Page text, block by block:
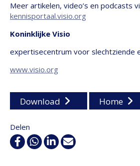
Meer artikelen, video’s en podcasts
kennisportaal.visio.org
Koninklijke Visio
expertisecentrum voor slechtziende
www.visio.org
Download Home
Delen
FacebookWhatsApp
Linkedin
E-